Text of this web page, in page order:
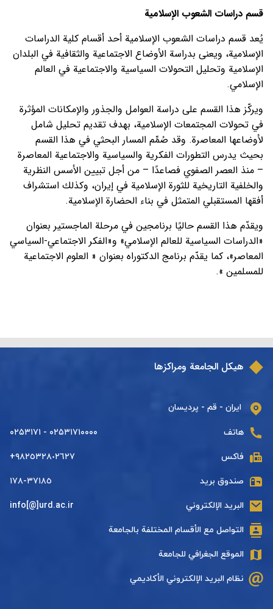
قسم دراسات الشعوب الإسلامية
يُعد قسم دراسات الشعوب الإسلامية أحد أقسام كلية الدراسات
الإسلامية، ويعنى بدراسة الأوضاع الاجتماعية والثقافية في البلدان
الإسلامية وتحليل التحولات السياسية والاجتماعية في العالم
الإسلامي.
ويركّز هذا القسم على دراسة العوامل والجذور والإمكانات المؤثرة
في تحولات المجتمعات الإسلامية، بهدف تقديم تحليل شامل
لأوضاعها المعاصرة. وقد صُمِّم المسار البحثي في هذا القسم
بحيث يدرس التطورات الفكرية والسياسية والاجتماعية المعاصرة
– منذ العصر الصفوي فصاعدًا – من أجل تبيين الأسس النظرية
والخلفية التاريخية للثورة الإسلامية في إيران، وكذلك استشراف
أفقها المستقبلي المتمثل في بناء الحضارة الإسلامية.
ويقدّم هذا القسم حاليًا برنامجين في مرحلة الماجستير بعنوان
«الدراسات السياسية للعالم الإسلامي» و«الفكر الاجتماعي‑السياسي
المعاصر»، كما يقدّم برنامج الدكتوراه بعنوان « العلوم الاجتماعية
للمسلمين ».
هيكل الجامعة ومراكزها
ایران - قم - پردیسان
هاتف ۰۲۵۳۱۷۱۰۰۰۰ - ۰۲۵۳۱۷۱
فاكس +٩٨٢٥٣٢٨٠٢٦٢٧
صندوق بريد ٣٧١٨٥-١٧٨
البريد الإلكتروني info[@]urd.ac.ir
التواصل مع الأقسام المختلفة بالجامعة
الموقع الجغرافي للجامعة
نظام البريد الإلكتروني الأكاديمي